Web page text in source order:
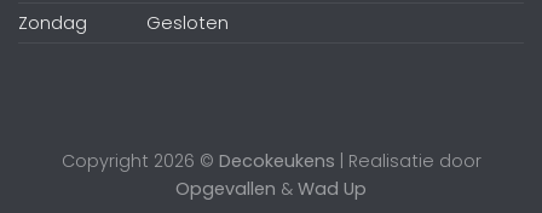
Zondag
Gesloten
Copyright 2026 © Decokeukens | Realisatie door
Opgevallen & Wad Up